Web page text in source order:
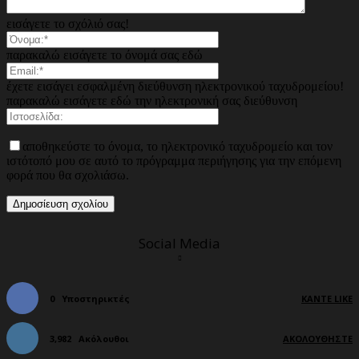
εισάγετε το σχόλιό σας!
παρακαλώ εισάγετε το όνομά σας εδώ
έχετε εισάγει εσφαλμένη διεύθυνση ηλεκτρονικού ταχυδρομείου!
παρακαλώ εισάγετε εδώ την ηλεκτρονική σας διεύθυνση
αποθηκεύστε το όνομα, το ηλεκτρονικό ταχυδρομείο και τον
ιστότοπό μου σε αυτό το πρόγραμμα περιήγησης για την επόμενη
φορά που θα σχολιάσω.
Social Media
0 Υποστηρικτές ΚΆΝΤΕ LIKE
3,982 Ακόλουθοι ΑΚΟΛΟΥΘΉΣΤΕ